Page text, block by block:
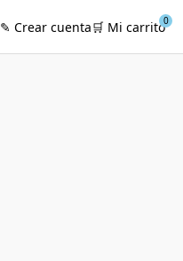
✎ Crear cuenta🛒 Mi carrito0